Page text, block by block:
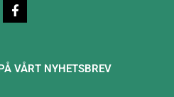
VÅRT NYHETSBREV